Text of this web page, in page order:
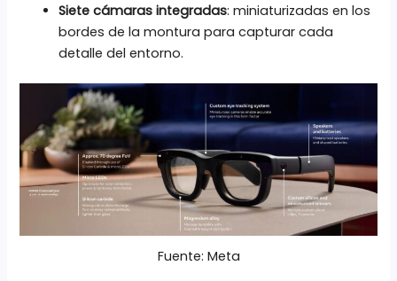
Siete cámaras integradas: miniaturizadas en los
bordes de la montura para capturar cada
detalle del entorno.
Fuente: Meta